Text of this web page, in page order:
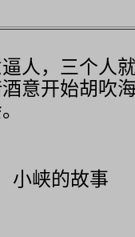
人，三个人
意开始胡吹
小峡的故事